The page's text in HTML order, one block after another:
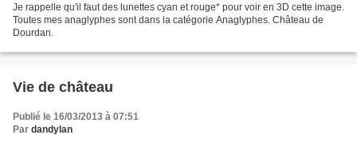
Je rappelle qu'il faut des lunettes cyan et rouge* pour voir en 3D cette image.
Toutes mes anaglyphes sont dans la catégorie Anaglyphes. Château de
Dourdan.
Vie de château
Publié le 16/03/2013 à 07:51
Par dandylan